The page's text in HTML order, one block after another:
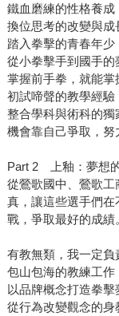
鐵血磨練的性格養成
換位思考的改變與成
踏入拳擊的青春年少
從小拳擊手到國手的
掌握前手拳，就能掌
初試啼聲的教學經驗
整合學科與術科的獨
機會靠自己爭取，努
Part 2 上釉：夢想
從鶯歌國中、鶯歌
真，讓這些選手們
戰，爭取最好的成績
有教無類，我一定負
包山包海的教練工作
以品牌概念打造拳擊
從行為改變觀念的身